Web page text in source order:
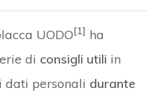
UODO[1] ha
di consigli utili in
dati personali durante